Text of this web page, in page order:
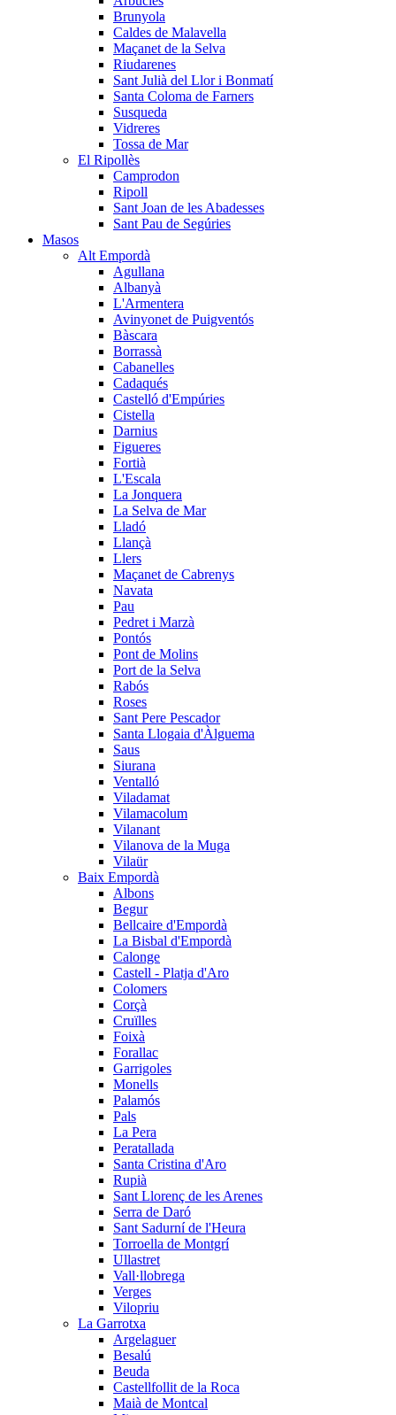
Brunyola
Caldes de Malavella
Maçanet de la Selva
Riudarenes
Sant Julià del Llor i Bonmatí
Santa Coloma de Farners
Susqueda
Vidreres
Tossa de Mar
El Ripollès
Camprodon
Ripoll
Sant Joan de les Abadesses
Sant Pau de Segúries
Masos
Alt Empordà
Agullana
Albanyà
L'Armentera
Avinyonet de Puigventós
Bàscara
Borrassà
Cabanelles
Cadaqués
Castelló d'Empúries
Cistella
Darnius
Figueres
Fortià
L'Escala
La Jonquera
La Selva de Mar
Lladó
Llançà
Llers
Maçanet de Cabrenys
Navata
Pau
Pedret i Marzà
Pontós
Pont de Molins
Port de la Selva
Rabós
Roses
Sant Pere Pescador
Santa Llogaia d'Àlguema
Saus
Siurana
Ventalló
Viladamat
Vilamacolum
Vilanant
Vilanova de la Muga
Vilaür
Baix Empordà
Albons
Begur
Bellcaire d'Empordà
La Bisbal d'Empordà
Calonge
Castell - Platja d'Aro
Colomers
Corçà
Cruïlles
Foixà
Forallac
Garrigoles
Monells
Palamós
Pals
La Pera
Peratallada
Santa Cristina d'Aro
Rupià
Sant Llorenç de les Arenes
Serra de Daró
Sant Sadurní de l'Heura
Torroella de Montgrí
Ullastret
Vall·llobrega
Verges
Vilopriu
La Garrotxa
Argelaguer
Besalú
Beuda
Castellfollit de la Roca
Maià de Montcal